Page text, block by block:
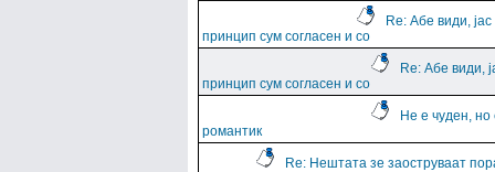
Re: Абе види,
принцип сум согласен и со
Re: Абе види,
принцип сум согласен и со
Не е чуден, но
романтик
Re: Нештата зе заоструваат